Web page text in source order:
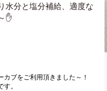
水分と塩分補給、適度な
✋
ブをご利用頂きました～！
。